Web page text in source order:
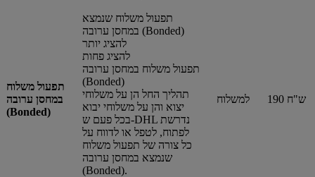
תפעול משלוח
במחסן ערובה
(Bonded)
תפעול משלוח שנמצא
במחסן ערובה (Bonded)
להציג יותר
להציג פחות
תפעול משלוח במחסן ערובה
(Bonded)
תהליך החל הן על משלוחי
יצוא והן על משלוחי יבוא
בכל פעם ש-DHL נדרשת
לפתוח, לטפל או לדווח על
כל צורה של תפעול משלוח
שנמצא במחסן ערובה
(Bonded).
למשלוח 190 ש"ח